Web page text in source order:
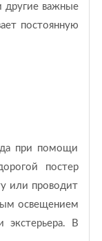
другие важные
постоянную
при помощи
постер
или проводит
освещением
экстерьера. В